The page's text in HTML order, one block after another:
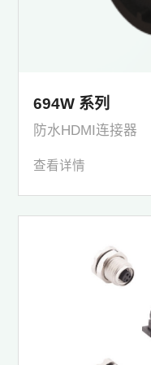
694W 系列
防水HDMI连接器
查看详情